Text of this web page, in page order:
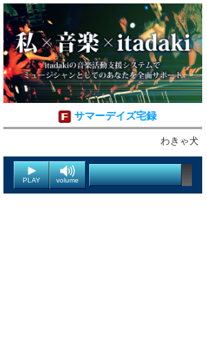
サマーデイズ宅録
わきゃ犬
PLAY volume